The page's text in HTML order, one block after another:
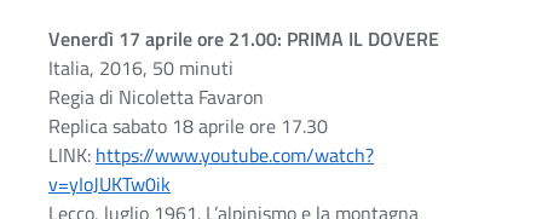
Venerdì 17 aprile ore 21.00: PRIMA IL DOVERE
Italia, 2016, 50 minuti
Regia di Nicoletta Favaron
Replica sabato 18 aprile ore 17.30
LINK: https://www.youtube.com/watch?
v=yIoJUKTw0ik
Lecco, luglio 1961. L’alpinismo e la montagna